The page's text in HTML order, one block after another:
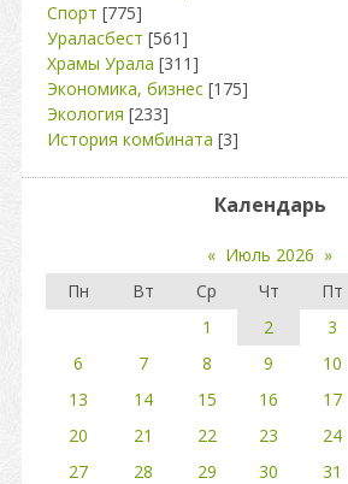
Спорт [775]
Ураласбест [561]
Храмы Урала [311]
Экономика, бизнес [175]
Экология [233]
История комбината [3]
Календарь
« Июль 2026 »
Пн
Вт Ср Чт Пт
1
2 3
6
7 8 9 10
13
14 15 16 17
20
21 22 23 24
27
28 29 30 31